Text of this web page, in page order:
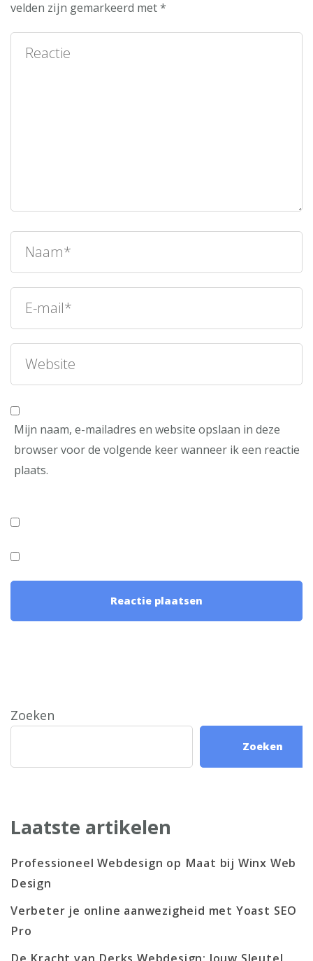
velden zijn gemarkeerd met*
Mijn naam, e-mailadres en website opslaan in deze
browser voor de volgende keer wanneer ik een reactie
plaats.
Zoeken
Zoeken
Laatste artikelen
Professioneel Webdesign op Maat bij Winx Web
Design
Verbeter je online aanwezigheid met Yoast SEO
Pro